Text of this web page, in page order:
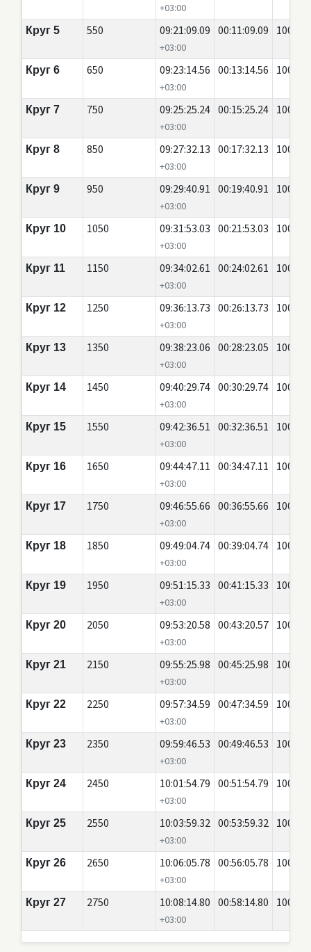
+03:00
Круг 5 550 09:21:09.09
+03:00
00:11:09.09 100
Круг 6 650 09:23:14.56
+03:00
00:13:14.56 100
Круг 7 750 09:25:25.24
+03:00
00:15:25.24 100
Круг 8 850 09:27:32.13
+03:00
00:17:32.13 100
Круг 9 950 09:29:40.91
+03:00
00:19:40.91 100
Круг 10 1050 09:31:53.03
+03:00
00:21:53.03 100
Круг 11 1150 09:34:02.61
+03:00
00:24:02.61 100
Круг 12 1250 09:36:13.73
+03:00
00:26:13.73 100
Круг 13 1350 09:38:23.06
+03:00
00:28:23.05 100
Круг 14 1450 09:40:29.74
+03:00
00:30:29.74 100
Круг 15 1550 09:42:36.51
+03:00
00:32:36.51 100
Круг 16 1650 09:44:47.11
+03:00
00:34:47.11 100
Круг 17 1750 09:46:55.66
+03:00
00:36:55.66 100
Круг 18 1850 09:49:04.74
+03:00
00:39:04.74 100
Круг 19 1950 09:51:15.33
+03:00
00:41:15.33 100
Круг 20 2050 09:53:20.58
+03:00
00:43:20.57 100
Круг 21 2150 09:55:25.98
+03:00
00:45:25.98 100
Круг 22 2250 09:57:34.59
+03:00
00:47:34.59 100
Круг 23 2350 09:59:46.53
+03:00
00:49:46.53 100
Круг 24 2450 10:01:54.79
+03:00
00:51:54.79 100
Круг 25 2550 10:03:59.32
+03:00
00:53:59.32 100
Круг 26 2650 10:06:05.78
+03:00
00:56:05.78 100
Круг 27 2750 10:08:14.80
+03:00
00:58:14.80 100